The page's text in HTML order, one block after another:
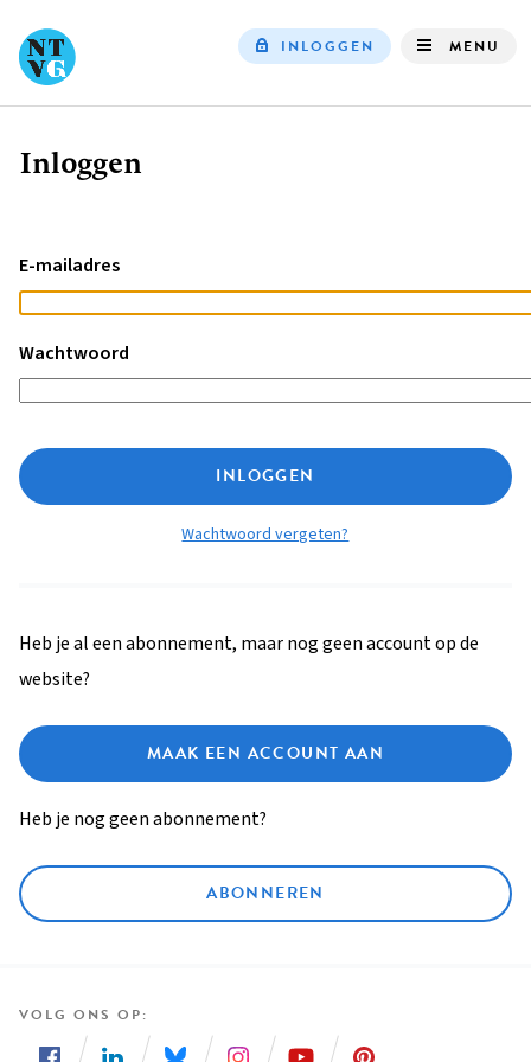
INLOGGEN MENU
Kruimelpad
Inloggen
E-mailadres
Wachtwoord
INLOGGEN
Wachtwoord vergeten?
Heb je al een abonnement, maar nog geen account op de
website?
MAAK EEN ACCOUNT AAN
Heb je nog geen abonnement?
ABONNEREN
VOLG ONS OP